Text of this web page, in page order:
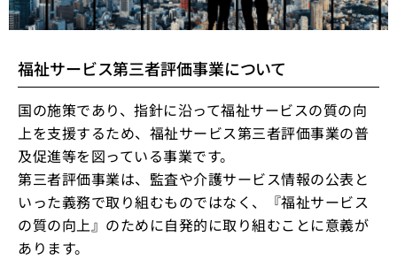
福祉サービス第三者評価事業について
国の施策であり、指針に沿って福祉サービスの質の向
上を支援するため、福祉サービス第三者評価事業の普
及促進等を図っている事業です。
第三者評価事業は、監査や介護サービス情報の公表と
いった義務で取り組むものではなく、『福祉サービス
の質の向上』のために自発的に取り組むことに意義が
あります。